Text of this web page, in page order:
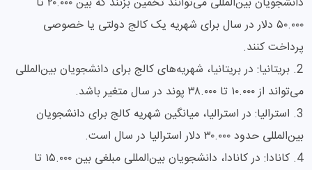
۵۰.۰۰۰ دلار در سال برای شهریه یک کالج دولتی یا خصوصی
پرداخت کنند.
2. بریتانیا: در بریتانیا، شهریه‌های کالج برای دانشجویان بین‌المللی
می‌تواند از ۱۰.۰۰۰ تا ۳۸.۰۰۰ پوند در سال متغیر باشد.
3. استرالیا: در استرالیا، میانگین شهریه کالج برای دانشجویان
بین‌المللی حدود ۳۰.۰۰۰ دلار استرالیا در سال است.
4. کانادا: در کانادا، دانشجویان بین‌المللی مبلغی بین ۱۵.۰۰۰ تا